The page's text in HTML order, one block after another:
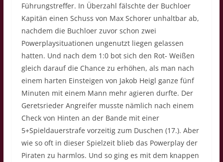
Führungstreffer. In Überzahl fälschte der Buchloer
Kapitän einen Schuss von Max Schorer unhaltbar ab,
nachdem die Buchloer zuvor schon zwei
Powerplaysituationen ungenutzt liegen gelassen
hatten. Und nach dem 1:0 bot sich den Rot- Weißen
gleich darauf die Chance zu erhöhen, als man nach
einem harten Einsteigen von Jakob Heigl ganze fünf
Minuten mit einem Mann mehr agieren durfte. Der
Geretsrieder Angreifer musste nämlich nach einem
Check von Hinten an der Bande mit einer
5+Spieldauerstrafe vorzeitig zum Duschen (17.). Aber
wie so oft in dieser Spielzeit blieb das Powerplay der
Piraten zu harmlos. Und so ging es mit dem knappen